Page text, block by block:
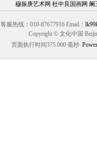
穆振庚艺术网 杜中良国画网 阚
客服热线：010-87677916 Email：
Copyright © 文化中国
页面执行时间375.000 毫秒